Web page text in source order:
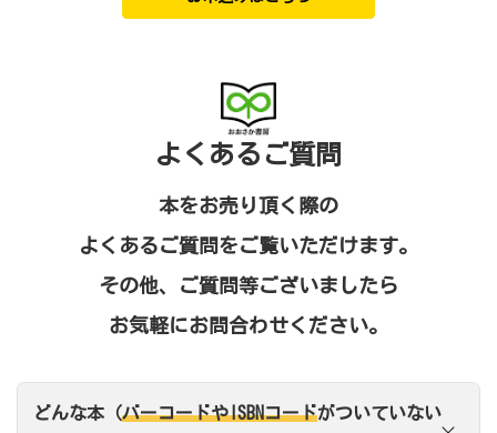
よくあるご質問
本をお売り頂く際の
よくあるご質問をご覧いただけます。
その他、ご質問等ございましたら
お気軽にお問合わせください。
どんな本（バーコードやISBNコードがついていない